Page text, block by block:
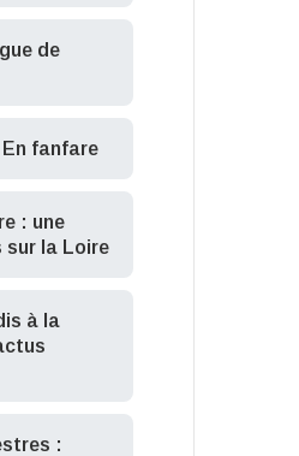
de
En fanfare
: une
sur la Loire
à la
: